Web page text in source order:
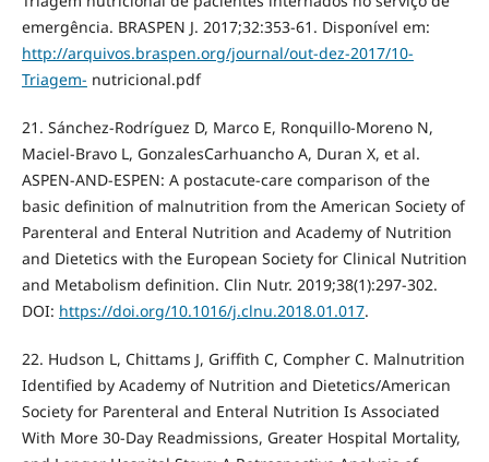
emergência. BRASPEN J. 2017;32:353-61. Disponível em:
http://arquivos.braspen.org/journal/out-dez-2017/10-
Triagem- nutricional.pdf
21. Sánchez-Rodríguez D, Marco E, Ronquillo-Moreno N,
Maciel-Bravo L, GonzalesCarhuancho A, Duran X, et al.
ASPEN-AND-ESPEN: A postacute-care comparison of the
basic definition of malnutrition from the American Society of
Parenteral and Enteral Nutrition and Academy of Nutrition
and Dietetics with the European Society for Clinical Nutrition
and Metabolism definition. Clin Nutr. 2019;38(1):297-302.
DOI: https://doi.org/10.1016/j.clnu.2018.01.017.
22. Hudson L, Chittams J, Griffith C, Compher C. Malnutrition
Identified by Academy of Nutrition and Dietetics/American
Society for Parenteral and Enteral Nutrition Is Associated
With More 30-Day Readmissions, Greater Hospital Mortality,